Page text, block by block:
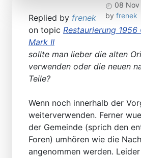
08 Nov
by frenek
Replied by frenek
on topic Restaurierung
Mark II
sollte man lieber die alten
verwenden oder die neuen
Teile?
Wenn noch innerhalb der
weiterverwenden. Ferner
der Gemeinde (sprich den
Foren) umhören wie die
angenommen werden.